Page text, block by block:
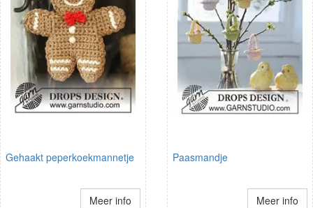
Gehaakt peperkoekmannetje
Meer info
Paasmandje
Meer info